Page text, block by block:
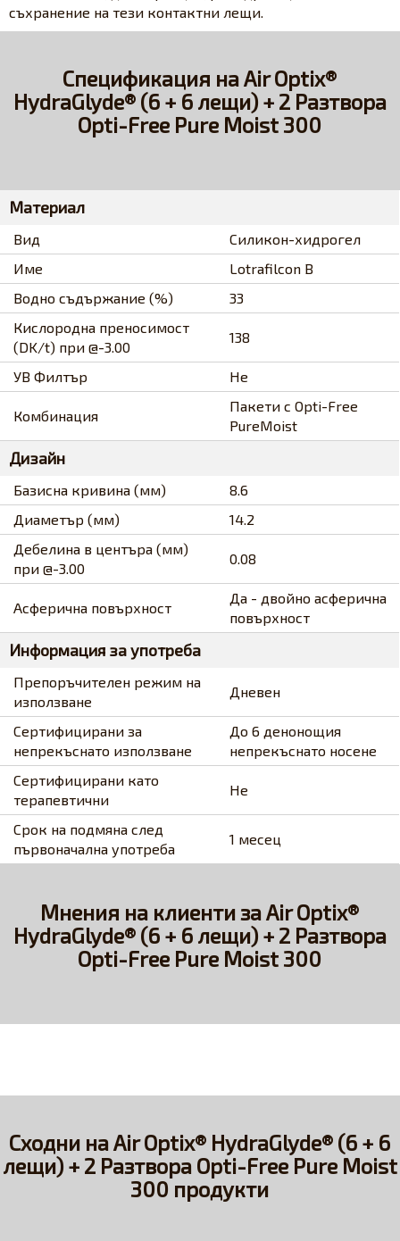
съхранение на тези контактни лещи.
Спецификация на Air Optix®
HydraGlyde® (6 + 6 лещи) + 2 Разтворa
Opti-Free Pure Moist 300
Материал
Вид
Силикон-хидрогел
Име
Lotrafilcon B
Водно съдържание (%)
33
Кислородна преносимост
(DK/t) при @-3.00
138
УВ Филтър Не
Комбинация
Пакети с Opti-Free
PureMoist
Дизайн
Базисна кривина (мм)
8.6
Диаметър (мм)
14.2
Дебелина в центъра (мм)
при @-3.00
0.08
Асферична повърхност
Да - двойно асферична
повърхност
Информация за употреба
Препоръчителен режим на
използване
Дневен
Сертифицирани за
непрекъснато използване
До 6 денонощия
непрекъснато носене
Сертифицирани като
терапевтични
Не
Срок на подмяна след
първоначална употреба
1 месец
Мнения на клиенти за Air Optix®
HydraGlyde® (6 + 6 лещи) + 2 Разтворa
Opti-Free Pure Moist 300
Сходни на Air Optix® HydraGlyde® (6 + 6
лещи) + 2 Разтворa Opti-Free Pure Moist
300 продукти